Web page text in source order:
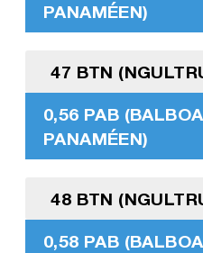
PANAMÉEN)
47 BTN
0,56 PAB (BALBOA
PANAMÉEN)
48 BTN
0,58 PAB (BALBOA